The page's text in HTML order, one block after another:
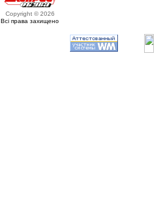
Copyright © 2026
Всі права захищено